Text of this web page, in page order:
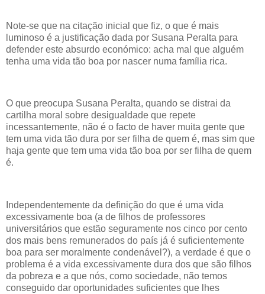
Note-se que na citação inicial que fiz, o que é mais
luminoso é a justificação dada por Susana Peralta para
defender este absurdo económico: acha mal que alguém
tenha uma vida tão boa por nascer numa família rica.
O que preocupa Susana Peralta, quando se distrai da
cartilha moral sobre desigualdade que repete
incessantemente, não é o facto de haver muita gente que
tem uma vida tão dura por ser filha de quem é, mas sim que
haja gente que tem uma vida tão boa por ser filha de quem
é.
Independentemente da definição do que é uma vida
excessivamente boa (a de filhos de professores
universitários que estão seguramente nos cinco por cento
dos mais bens remunerados do país já é suficientemente
boa para ser moralmente condenável?), a verdade é que o
problema é a vida excessivamente dura dos que são filhos
da pobreza e a que nós, como sociedade, não temos
conseguido dar oportunidades suficientes que lhes